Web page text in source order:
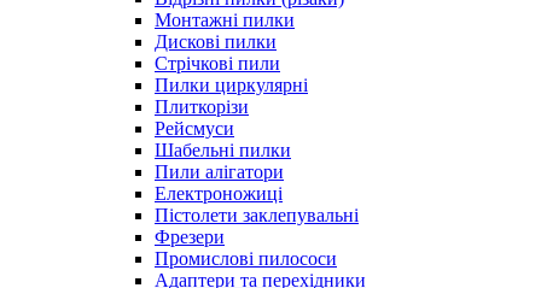
Монтажні пилки
Дискові пилки
Стрічкові пили
Пилки циркулярні
Плиткорізи
Рейсмуси
Шабельні пилки
Пили алігатори
Електроножиці
Пістолети заклепувальні
Фрезери
Промислові пилососи
Адаптери та перехідники